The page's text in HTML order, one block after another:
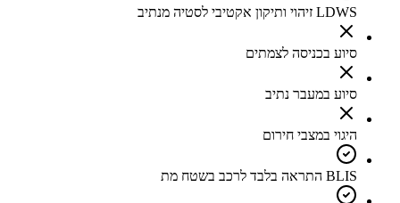
LDWS זיהוי ותיקון אקטיבי לסטיה מנתיב
סיוע בכניסה לצמתים
סיוע במעבר נתיב
היגוי במצבי חירום
BLIS התראה בלבד לרכב בשטח מת